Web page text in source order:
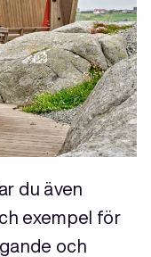
du även
exempel för
och